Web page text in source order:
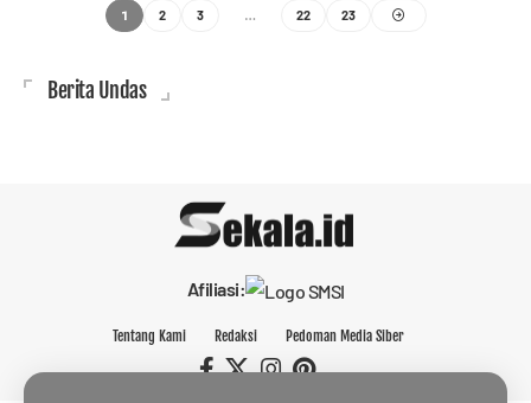
1 2 3 … 22 23
Berita Undas
Afiliasi:
Tentang Kami Redaksi Pedoman Media Siber